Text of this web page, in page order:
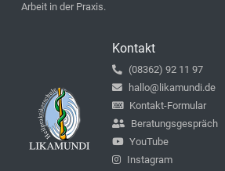
Arbeit in der Praxis.
Kontakt
(08362) 92 11 97
hallo@likamundi.de
Kontakt-Formular
Beratungsgespräch
YouTube
Instagram